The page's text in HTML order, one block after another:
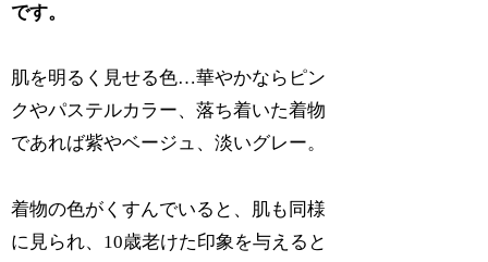
です。
肌を明るく見せる色…華やかならピン
クやパステルカラー、落ち着いた着物
であれば紫やベージュ、淡いグレー。
着物の色がくすんでいると、肌も同様
に見られ、10歳老けた印象を与えると